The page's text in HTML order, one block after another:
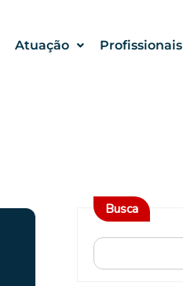
Atuação Profissionais
Busca